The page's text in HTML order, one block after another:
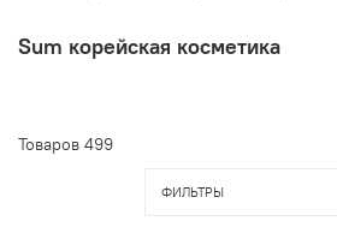
Sum корейская косметика
Товаров 499
ФИЛЬТРЫ